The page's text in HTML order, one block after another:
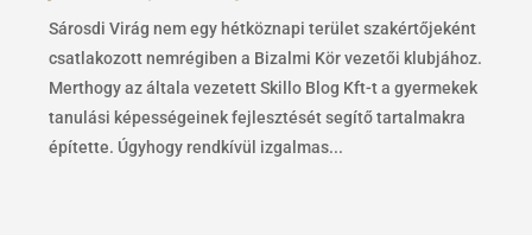
Sárosdi Virág nem egy hétköznapi terület szakértőjeként
csatlakozott nemrégiben a Bizalmi Kör vezetői klubjához.
Merthogy az általa vezetett Skillo Blog Kft-t a gyermekek
tanulási képességeinek fejlesztését segítő tartalmakra
építette. Úgyhogy rendkívül izgalmas...